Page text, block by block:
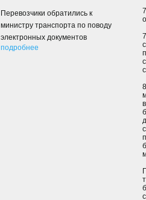
Перевозчики обратились к
министру транспорта по поводу
электронных документов
подробнее